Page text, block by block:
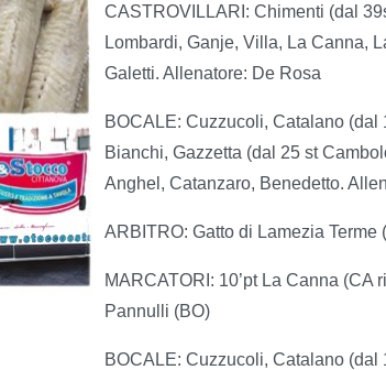
CASTROVILLARI: Chimenti (dal
Lombardi, Ganje, Villa, La Canna,
Galetti. Allenatore: De Rosa
BOCALE: Cuzzucoli, Catalano (dal
Bianchi, Gazzetta (dal 25 st
Anghel, Catanzaro, Benedetto.
ARBITRO: Gatto di Lamezia Terme
MARCATORI: 10’pt La Canna (CA
Pannulli (BO)
BOCALE: Cuzzucoli, Catalano (dal